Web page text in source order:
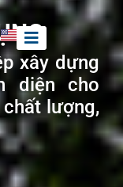
xây dựng
diện cho
lượng,